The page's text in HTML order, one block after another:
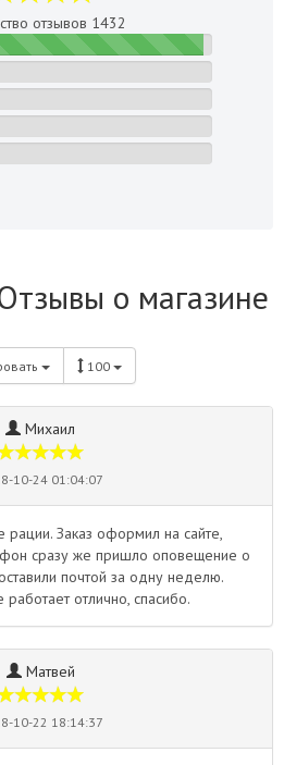
отзывов 1432
о магазине
100
Михаил
10-24 01:04:07
рации. Заказ оформил на сайте,
сразу же пришло оповещение о
почтой за одну неделю.
отлично, спасибо.
Матвей
10-22 18:14:37